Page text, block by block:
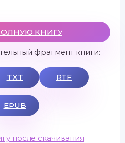
КНИГУ
фрагмент книги:
TXT RTF
EPUB
после скачивания